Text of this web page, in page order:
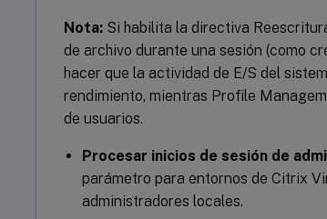
Nota: Si habilita la directiva
de archivo durante una sesión (como
hacer que la actividad de E/S del
rendimiento, mientras Profile
de usuarios.
Procesar inicios de sesión de
parámetro para entornos de Citrix
administradores locales.